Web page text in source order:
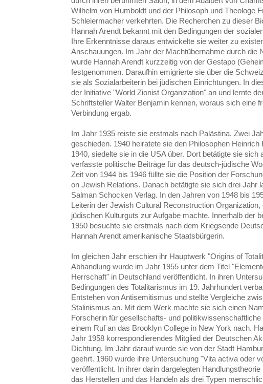
Wilhelm von Humboldt und der Philosoph und Theologe
Schleiermacher verkehrten. Die Recherchen zu dieser
Hannah Arendt bekannt mit den Bedingungen der
Ihre Erkenntnisse daraus entwickelte sie weiter zu
Anschauungen. Im Jahr der Machtübernahme durch die
wurde Hannah Arendt kurzzeitig von der Gestapo
festgenommen. Daraufhin emigrierte sie über die
sie als Sozialarbeiterin bei jüdischen Einrichtungen. In
der Initiative "World Zionist Organization" an und lernte
Schriftsteller Walter Benjamin kennen, woraus sich eine
Verbindung ergab.
Im Jahr 1935 reiste sie erstmals nach Palästina. Zwei
geschieden. 1940 heiratete sie den Philosophen Heinrich
1940, siedelte sie in die USA über. Dort betätigte sie sich
verfasste politische Beiträge für das deutsch-jüdische
Zeit von 1944 bis 1946 füllte sie die Position der
on Jewish Relations. Danach betätigte sie sich drei Jahr
Salman Schocken Verlag. In den Jahren von 1948 bis
Leiterin der Jewish Cultural Reconstruction
jüdischen Kulturguts zur Aufgabe machte. Innerhalb der
1950 besuchte sie erstmals nach dem Kriegsende
Hannah Arendt amerikanische Staatsbürgerin.
Im gleichen Jahr erschien ihr Hauptwerk "Origins of
Abhandlung wurde im Jahr 1955 unter dem Titel
Herrschaft" in Deutschland veröffentlicht. In ihren
Bedingungen des Totalitarismus im 19. Jahrhundert
Entstehen von Antisemitismus und stellte Vergleiche
Stalinismus an. Mit dem Werk machte sie sich einen
Forscherin für gesellschafts- und
einem Ruf an das Brooklyn College in New York nach.
Jahr 1958 korrespondierendes Mitglied der Deutschen
Dichtung. Im Jahr darauf wurde sie von der Stadt
geehrt. 1960 wurde ihre Untersuchung "Vita activa oder
veröffentlicht. In ihrer darin dargelegten Handlungstheorie
das Herstellen und das Handeln als drei Typen